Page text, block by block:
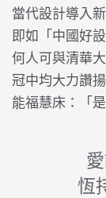
當代設計導入
即如「中國好
何人可與清華
冠中均大力讚
能福慧床：「
恆